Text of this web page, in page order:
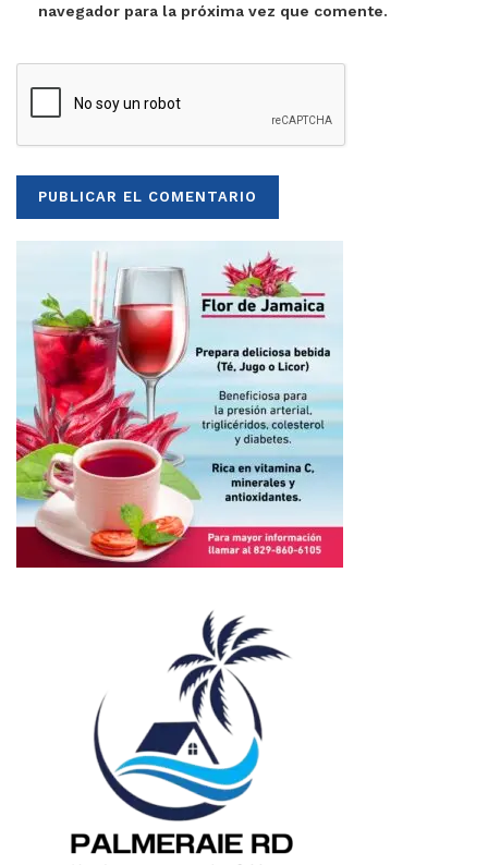
navegador para la próxima vez que comente.